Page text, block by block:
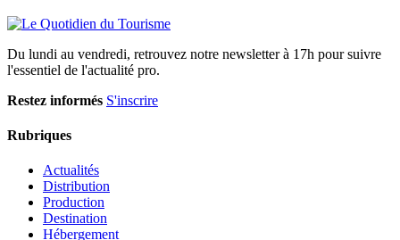
Du lundi au vendredi, retrouvez notre newsletter à 17h pour suivre
l'essentiel de l'actualité pro.
Restez informés S'inscrire
Rubriques
Actualités
Distribution
Production
Destination
Hébergement